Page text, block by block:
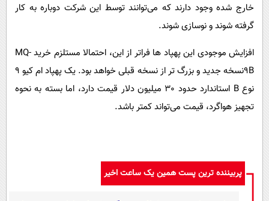
خارج شده وجود دارند که می‌توانند توسط این شرکت دوباره به کار
گرفته شوند و نوسازی شوند.
افزایش موجودی این پهپاد ها فراتر از این، احتمالا مستلزم خرید MQ-
9Bنسخه جدید و بزرگ تر از نسخه قبلی خواهد بود. یک پهپاد ام کیو 9
نوع B استاندارد حدود 30 میلیون دلار قیمت دارد، اما بسته به نحوه
تجهیز هواگرد، قیمت می‌تواند کمتر باشد.
پربیننده ترین پست همین یک ساعت اخیر